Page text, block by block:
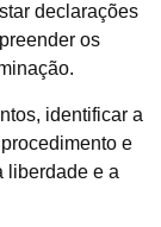
declarações
os
identificar a
e
liberdade e a